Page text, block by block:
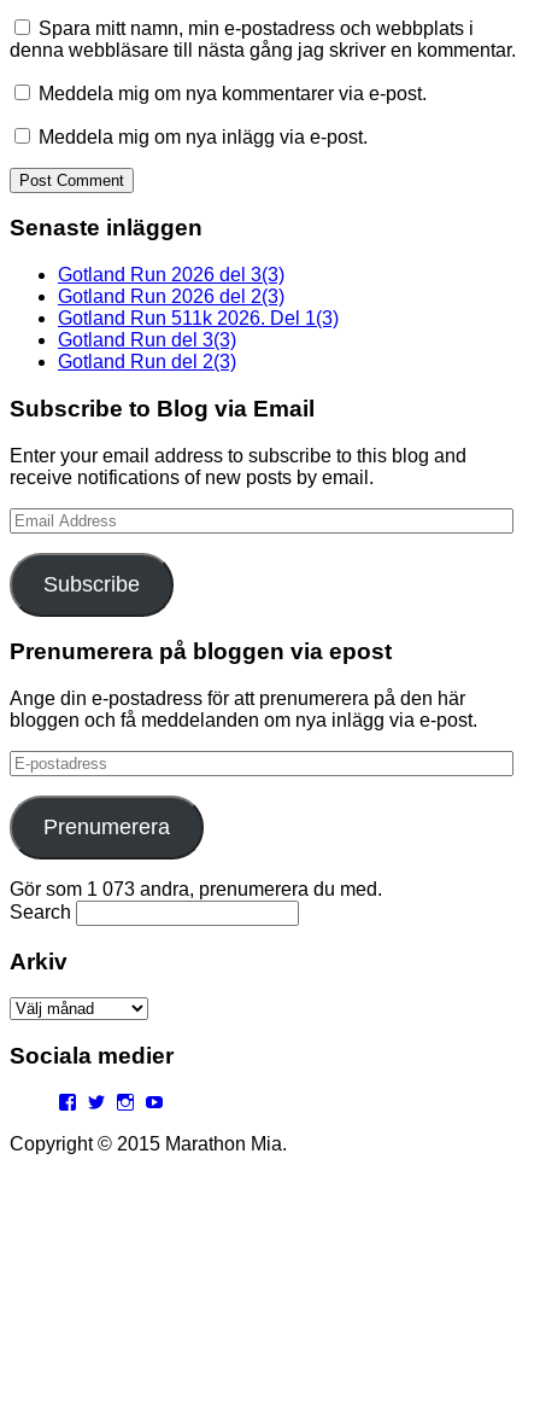
Spara mitt namn, min e-postadress och webbplats i
denna webbläsare till nästa gång jag skriver en kommentar.
Meddela mig om nya kommentarer via e-post.
Meddela mig om nya inlägg via e-post.
Senaste inläggen
Gotland Run 2026 del 3(3)
Gotland Run 2026 del 2(3)
Gotland Run 511k 2026. Del 1(3)
Gotland Run del 3(3)
Gotland Run del 2(3)
Subscribe to Blog via Email
Enter your email address to subscribe to this blog and
receive notifications of new posts by email.
Email
Address
Subscribe
Prenumerera på bloggen via epost
Ange din e-postadress för att prenumerera på den här
bloggen och få meddelanden om nya inlägg via e-post.
E-
postadress
Prenumerera
Gör som 1 073 andra, prenumerera du med.
Search
Arkiv
Arkiv
Sociala medier
Facebook
TwitterInstagram
Copyright © 2015 Marathon Mia.